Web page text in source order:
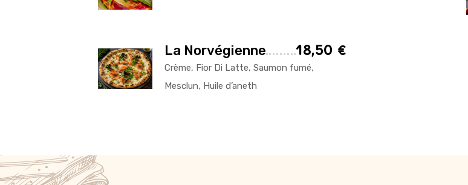
La Norvégienne 18,50 €
Crème, Fior Di Latte, Saumon fumé,
Mesclun, Huile d’aneth